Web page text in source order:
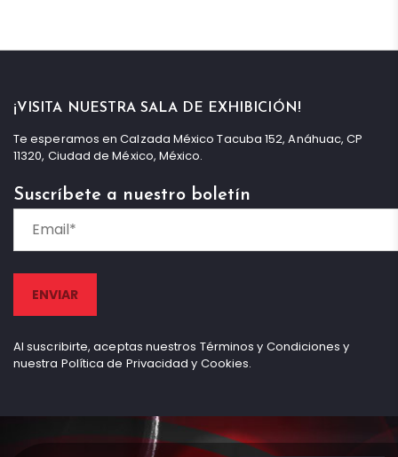
¡VISITA NUESTRA SALA DE EXHIBICIÓN!
Te esperamos en Calzada México Tacuba 152, Anáhuac, CP
11320, Ciudad de México, México.
Suscríbete a nuestro boletín
Al suscribirte, aceptas nuestros Términos y Condiciones y
nuestra Política de Privacidad y Cookies.